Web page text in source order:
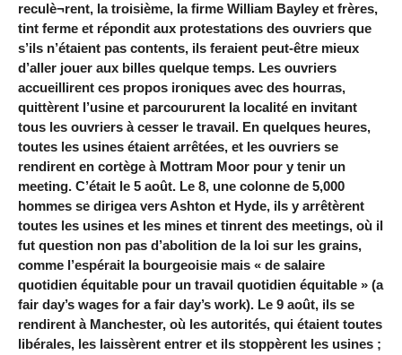
reculè¬rent, la troisième, la firme William Bayley et frères,
tint ferme et répondit aux protestations des ouvriers que
s’ils n’étaient pas contents, ils feraient peut-être mieux
d’aller jouer aux billes quelque temps. Les ouvriers
accueillirent ces propos ironiques avec des hourras,
quittèrent l’usine et parcoururent la localité en invitant
tous les ouvriers à cesser le travail. En quelques heures,
toutes les usines étaient arrêtées, et les ouvriers se
rendirent en cortège à Mottram Moor pour y tenir un
meeting. C’était le 5 août. Le 8, une colonne de 5,000
hommes se dirigea vers Ashton et Hyde, ils y arrêtèrent
toutes les usines et les mines et tinrent des meetings, où il
fut question non pas d’abolition de la loi sur les grains,
comme l’espérait la bourgeoisie mais « de salaire
quotidien équitable pour un travail quotidien équitable » (a
fair day’s wages for a fair day’s work). Le 9 août, ils se
rendirent à Manchester, où les autorités, qui étaient toutes
libérales, les laissèrent entrer et ils stoppèrent les usines ;